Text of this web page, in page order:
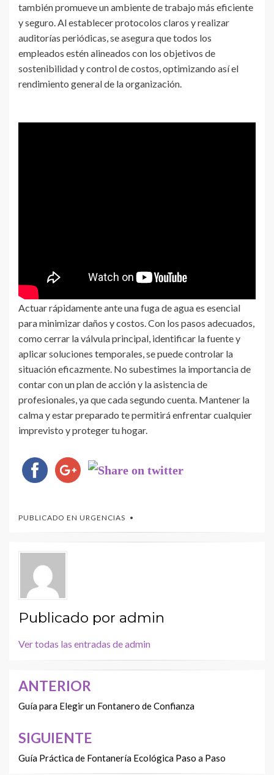
también promueve un ambiente de trabajo más eficiente
y seguro. Al establecer protocolos claros y realizar
auditorías periódicas, se asegura que todos los
empleados estén alineados con los objetivos de
sostenibilidad y control de costos, optimizando así el
rendimiento general de la organización.
Actuar rápidamente ante una fuga de agua es esencial
para minimizar daños y costos. Con los pasos adecuados,
como cerrar la válvula principal, identificar la fuente y
aplicar soluciones temporales, se puede controlar la
situación eficazmente. No subestimes la importancia de
contar con un plan de acción y la asistencia de
profesionales, ya que cada segundo cuenta. Mantener la
calma y estar preparado te permitirá enfrentar cualquier
imprevisto y proteger tu hogar.
PUBLICADO EN URGENCIAS
Publicado por admin
Ver todas las entradas de admin
Navegación
de
entradas
ANTERIOR
Guía para Elegir un Fontanero de Confianza
SIGUIENTE
Guía Práctica de Fontanería Ecológica Paso a Paso